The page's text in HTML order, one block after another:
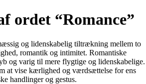
ordet “Romance”
og lidenskabelig tiltrækning mellem to
romantik og intimitet. Romantiske
og varig til mere flygtige og lidenskabelige.
at vise kærlighed og værdsættelse for ens
handlinger og gestus.